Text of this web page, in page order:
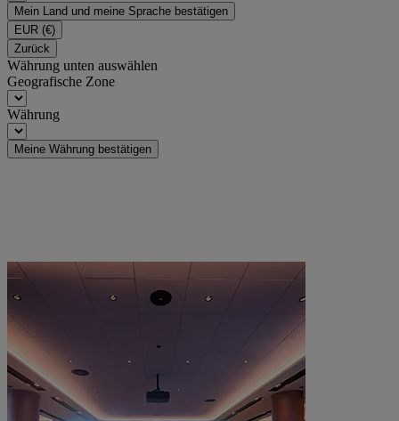
Mein Land und meine Sprache bestätigen
EUR (€)
Zurück
Währung unten auswählen
Geografische Zone
Währung
Meine Währung bestätigen